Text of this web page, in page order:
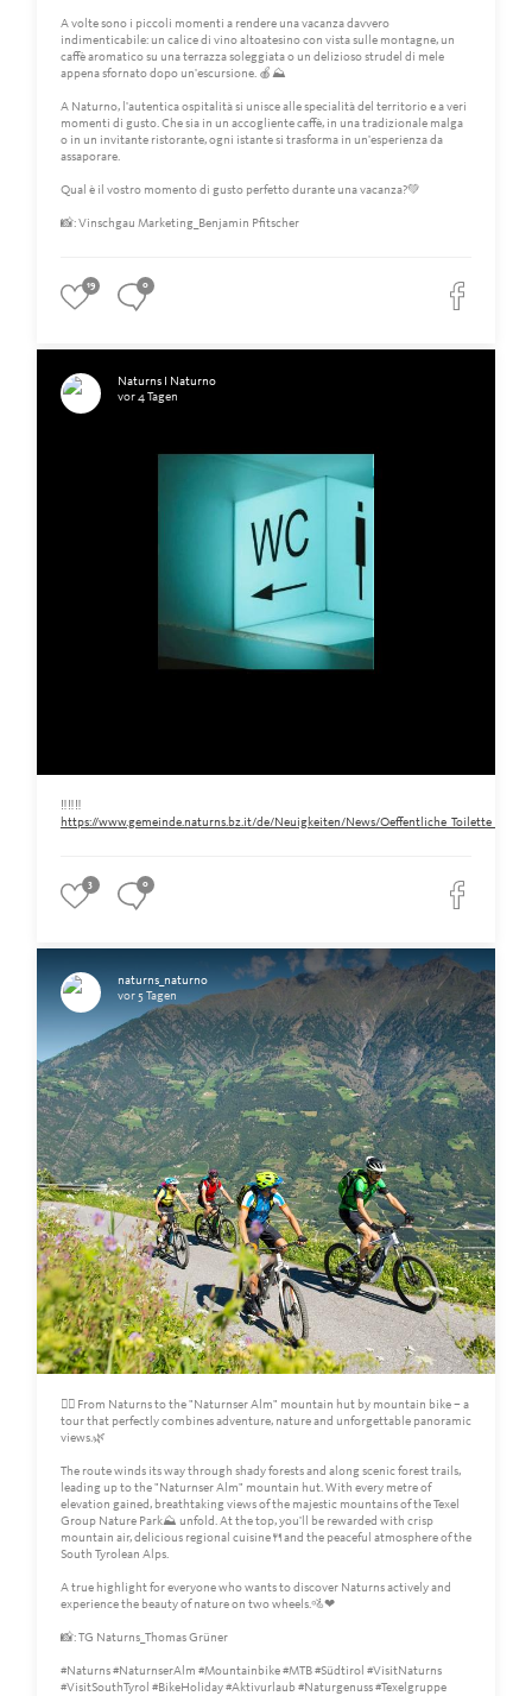
A volte sono i piccoli momenti a rendere una vacanza davvero
indimenticabile: un calice di vino altoatesino con vista sulle montagne, un
caffè aromatico su una terrazza soleggiata o un delizioso strudel di mele
appena sfornato dopo un'escursione. 🍎⛰️
A Naturno, l'autentica ospitalità si unisce alle specialità del territorio e a veri
momenti di gusto. Che sia in un accogliente caffè, in una tradizionale malga
o in un invitante ristorante, ogni istante si trasforma in un'esperienza da
assaporare.
Qual è il vostro momento di gusto perfetto durante una vacanza?💚
📸: Vinschgau Marketing_Benjamin Pfitscher
19 0
Naturns I Naturno
vor 4 Tagen
‼️‼️‼️
https://www.gemeinde.naturns.bz.it/de/Neuigkeiten/News/
3 0
naturns_naturno
vor 5 Tagen
🚵‍♀️ From Naturns to the "Naturnser Alm" mountain hut by mountain bike – a
tour that perfectly combines adventure, nature and unforgettable panoramic
views.🌿
The route winds its way through shady forests and along scenic forest trails,
leading up to the "Naturnser Alm" mountain hut. With every metre of
elevation gained, breathtaking views of the majestic mountains of the Texel
Group Nature Park⛰️ unfold. At the top, you'll be rewarded with crisp
mountain air, delicious regional cuisine🍴and the peaceful atmosphere of the
South Tyrolean Alps.
A true highlight for everyone who wants to discover Naturns actively and
experience the beauty of nature on two wheels.🚵❤
📸: TG Naturns_Thomas Grüner
#Naturns #NaturnserAlm #Mountainbike #MTB #Südtirol #VisitNaturns
#VisitSouthTyrol #BikeHoliday #Aktivurlaub #Naturgenuss #Texelgruppe